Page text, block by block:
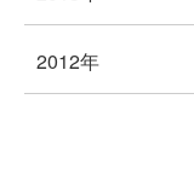
2012年